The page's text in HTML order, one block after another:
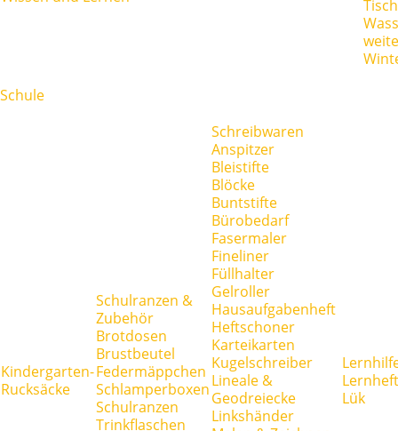
Schule
Kindergarten-
Rucksäcke
Schulranzen &
Zubehör
Brotdosen
Brustbeutel
Federmäppchen
Schlamperboxen
Schulranzen
Trinkflaschen
Schreibwaren
Anspitzer
Bleistifte
Blöcke
Buntstifte
Bürobedarf
Fasermaler
Fineliner
Füllhalter
Gelroller
Hausaufgabenheft
Heftschoner
Karteikarten
Kugelschreiber
Lineale &
Geodreiecke
Linkshänder
Lük